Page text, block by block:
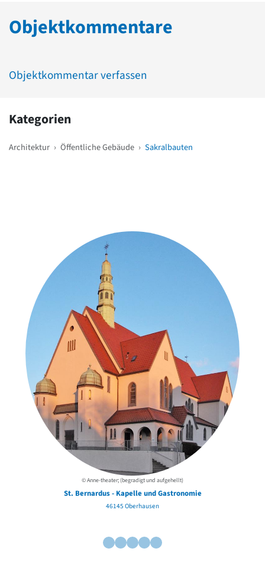
Objektkommentare
Objektkommentar verfassen
Kategorien
Architektur › Öffentliche Gebäude › Sakralbauten
© Anne-theater; (begradigt und aufgehellt)
St. Bernardus - Kapelle und Gastronomie
46145 Oberhausen